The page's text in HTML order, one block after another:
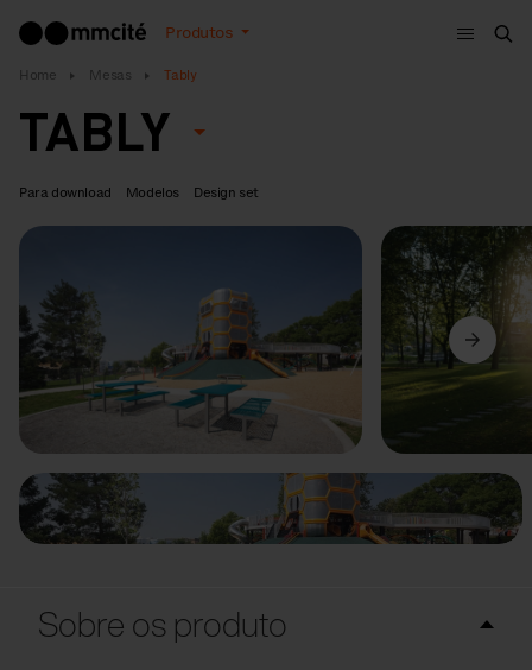
Produtos
Menu
Home Mesas Tably
TABLY
Para download Modelos Design set
Anterior Seguinte
Sobre os produto